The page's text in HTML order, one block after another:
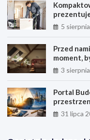
szablastą
5
Przed
moment,
3
Portal
31 lipca